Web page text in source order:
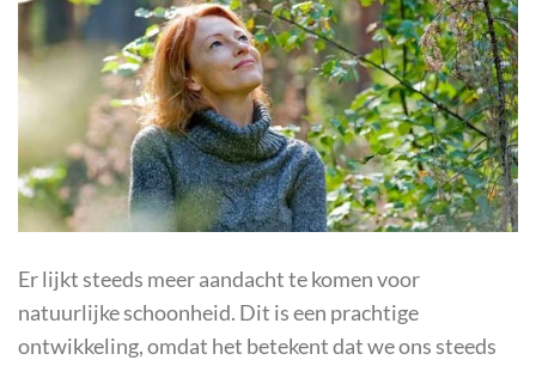
Er lijkt steeds meer aandacht te komen voor
natuurlijke schoonheid. Dit is een prachtige
ontwikkeling, omdat het betekent dat we ons steeds